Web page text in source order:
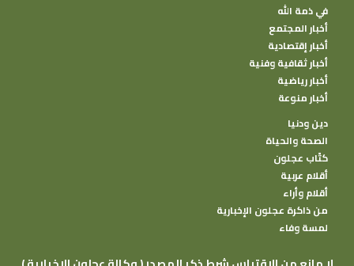
في ذمة الله
أخبار المجتمع
أخبار إقتصادية
أخبار ثقافية وفنية
أخبار رياضية
أخبار منوعة
دين ودنيا
الصحة والحياة
كتًاب عجلون
أقلام عربية
أقلام وأراء
من ذاكرة عجلون الإخبارية
لمسة وفاء